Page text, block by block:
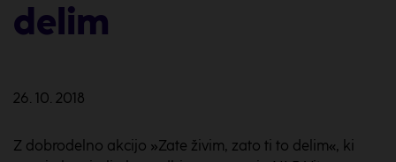
delim
26. 10. 2018
Z dobrodelno akcijo »Zate živim, zato ti to delim«, ki